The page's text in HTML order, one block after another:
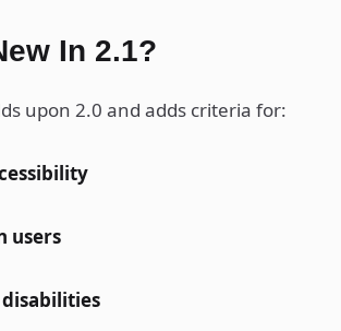
In 2.1?
upon 2.0 and adds criteria for:
users